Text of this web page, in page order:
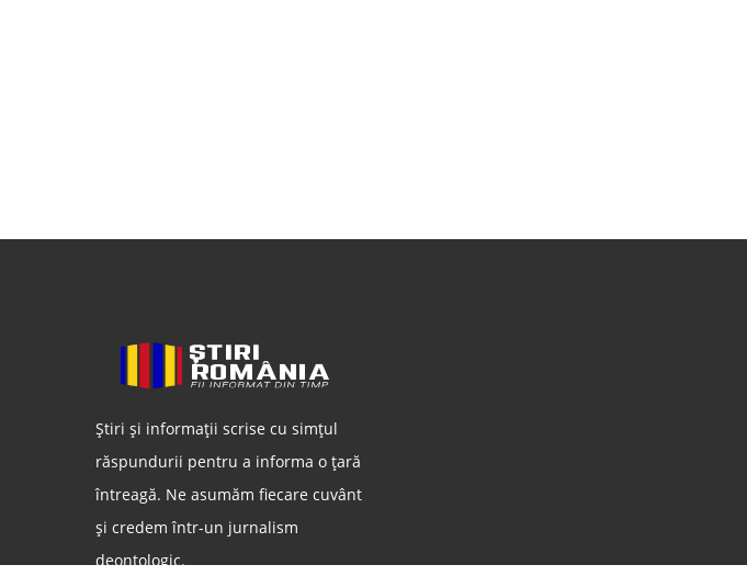
Știri și informații scrise cu simțul
răspundurii pentru a informa o țară
întreagă. Ne asumăm fiecare cuvânt
și credem într-un jurnalism
deontologic.